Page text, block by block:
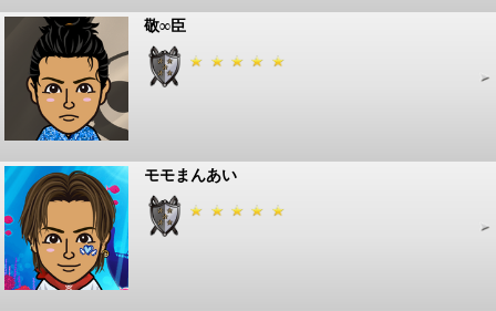
敬∞臣
モモまんあい